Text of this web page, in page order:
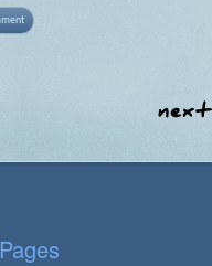
Pages